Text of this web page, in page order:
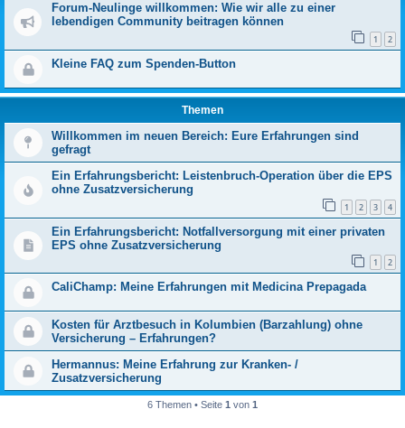
Forum-Neulinge willkommen: Wie wir alle zu einer
lebendigen Community beitragen können
1 2
Kleine FAQ zum Spenden-Button
Themen
Willkommen im neuen Bereich: Eure Erfahrungen sind
gefragt
Ein Erfahrungsbericht: Leistenbruch‑Operation über die EPS
ohne Zusatzversicherung
1 2 3 4
Ein Erfahrungsbericht: Notfallversorgung mit einer privaten
EPS ohne Zusatzversicherung
1 2
CaliChamp: Meine Erfahrungen mit Medicina Prepagada
Kosten für Arztbesuch in Kolumbien (Barzahlung) ohne
Versicherung – Erfahrungen?
Hermannus: Meine Erfahrung zur Kranken- /
Zusatzversicherung
6 Themen • Seite 1 von 1